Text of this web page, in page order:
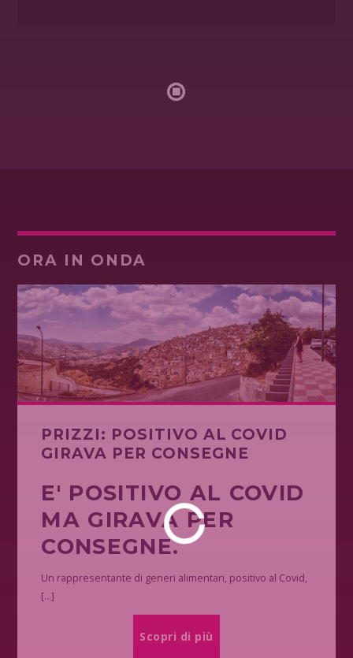
ORA IN ONDA
PRIZZI: POSITIVO AL COVID
GIRAVA PER CONSEGNE
E' POSITIVO AL COVID
MA GIRAVA PER
CONSEGNE.
Un rappresentante di generi alimentari, positivo al Covid,
[...]
Scopri di più